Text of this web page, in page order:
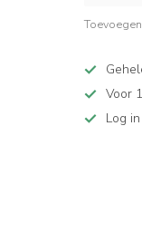
Voor
Log